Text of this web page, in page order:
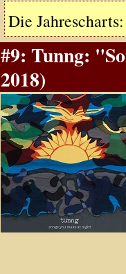
Die
#9: Tunng:
2018)